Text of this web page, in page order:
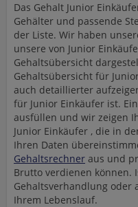
Das Gehalt Junior
Gehälter und passende
der Liste. Wir haben
unsere von Junior
Gehaltsübersicht
Gehaltsübersicht für
auch detaillierter
für Junior Einkäufer ist.
ausfüllen und wir zeigen
Junior Einkäufer , die in
Ihren Daten
Gehaltsrechner aus und
Brutto verdienen können.
Gehaltsverhandlung oder
Ihrem Lebenslauf.